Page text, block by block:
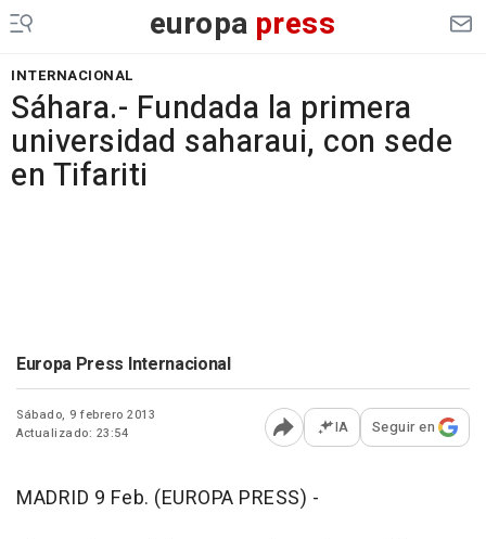
europa press
INTERNACIONAL
Sáhara.- Fundada la primera
universidad saharaui, con sede
en Tifariti
Europa Press Internacional
Sábado, 9 febrero 2013
Actualizado: 23:54
Abrir opciones para
IA Seguir en
MADRID 9 Feb. (EUROPA PRESS) -